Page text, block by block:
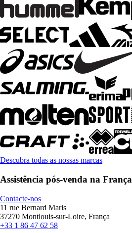
Descubra todas as nossas marcas
Assistência pós-venda na França
Contacte-nos
11 rue Bernard Maris
37270 Montlouis-sur-Loire, França
+33 1 86 47 62 58